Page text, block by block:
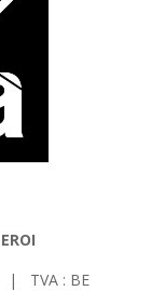
| TVA : BE